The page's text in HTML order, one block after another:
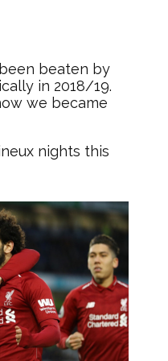
beaten by
in 2018/19.
we became
nights this
11 de mayo de